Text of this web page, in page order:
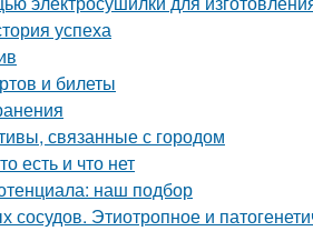
успеха
и билеты
связанные с городом
есть и что нет
наш подбор
сосудов. Этиотропное и